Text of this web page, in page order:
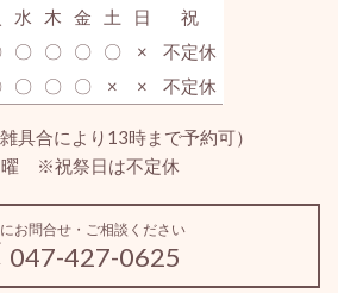
水 木 金 土 日
祝
〇 〇 〇 〇 ×
不定休
〇 〇 〇 × × 不定休
具合により13時まで予約可）
曜 ※祝祭日は不定休
お問合せ・ご相談ください
047-427-0625